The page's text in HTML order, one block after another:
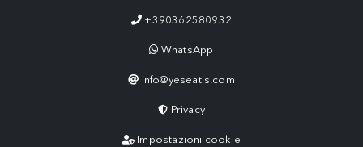
+390362580932
WhatsApp
info@yeseatis.com
Privacy
Impostazioni cookie